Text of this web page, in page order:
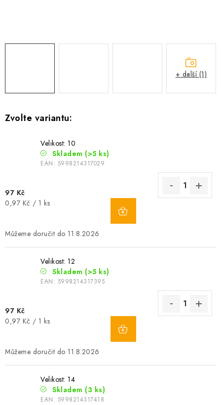
Velikost: 10
Skladem (>5 ks)
EAN: 5998214317029
97 Kč
Měrná
0,97 Kč / 1 ks
11.8.2026
Velikost: 12
Skladem (>5 ks)
EAN: 5998214317395
97 Kč
Měrná
0,97 Kč / 1 ks
11.8.2026
Velikost: 14
Skladem (3 ks)
EAN: 5998214317418
+ další (1)